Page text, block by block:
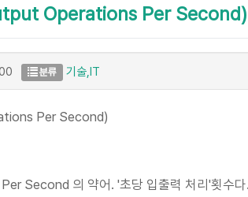
Operations Per Second)
분류 기술,IT
Per Second)
Second 의 약어. '초당 입출력 처리'횟수